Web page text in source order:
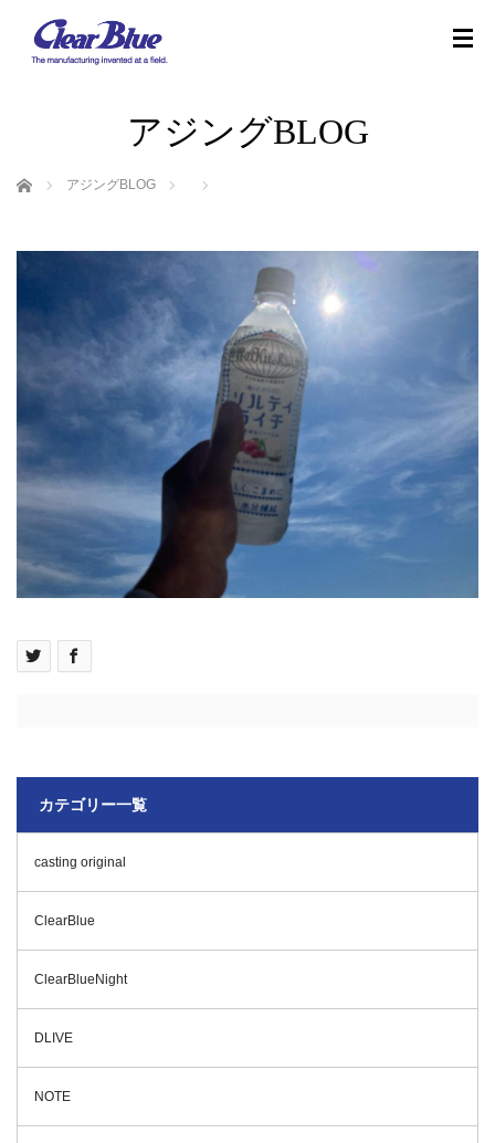
アジングBLOG
ホーム アジングBLOG
カテゴリー一覧
casting original
ClearBlue
ClearBlueNight
DLIVE
NOTE